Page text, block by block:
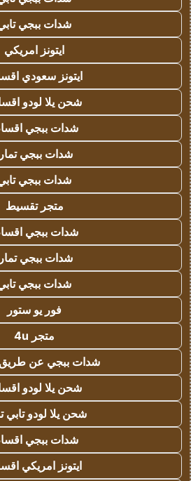
شدات ببجي
ايتونز امريكي
ايتونز سعودي
شحن يلا لودو
شدات ببجي
شدات ببجي
شدات ببجي
متجر تقسيط
شدات ببجي
شدات ببجي
شدات ببجي
فور يو ستور
متجر 4u
شدات ببجي عن طريق
شحن يلا لودو
شحن يلا لودو تابي
شدات ببجي
ايتونز امريكي